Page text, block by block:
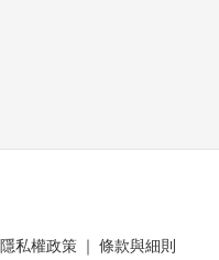
隱私權政策 ｜ 條款與細則